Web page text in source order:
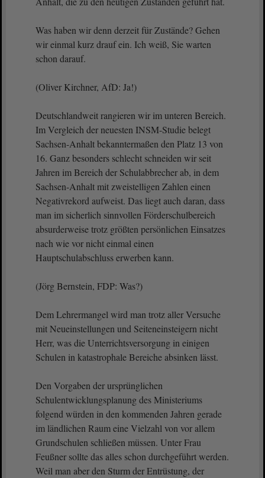
Was haben wir denn derzeit für Zustände? Gehen
wir einmal kurz drauf ein. Ich weiß, Sie warten
schon darauf.
(Oliver Kirchner, AfD: Ja!)
Deutschlandweit rangieren wir im unteren Bereich.
Im Vergleich der neuesten INSM-Studie belegt
Sachsen-Anhalt bekanntermaßen den Platz 13 von
16. Ganz besonders schlecht schneiden wir seit
Jahren im Bereich der Schulabbrecher ab, in dem
Sachsen-Anhalt mit zweistelligen Zahlen einen
Negativrekord aufweist. Das liegt auch daran, dass
man im sicherlich sinnvollen Förderschulbereich
absurderweise trotz größten persönlichen Einsatzes
nach wie vor nicht einmal einen
Hauptschulabschluss erwerben kann.
(Jörg Bernstein, FDP: Was?)
Dem Lehrermangel wird man trotz aller Versuche
mit Neueinstellungen und Seiteneinsteigern nicht
Herr, was die Unterrichtsversorgung in einigen
Schulen in katastrophale Bereiche absinken lässt.
Den Vorgaben der ursprünglichen
Schulentwicklungsplanung des Ministeriums
folgend würden in den kommenden Jahren gerade
im ländlichen Raum eine Vielzahl von vor allem
Grundschulen schließen müssen. Unter Frau
Feußner sollte das alles schon durchgeführt werden.
Weil man aber den Sturm der Entrüstung, der